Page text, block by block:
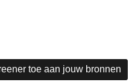
toe aan jouw bronnen